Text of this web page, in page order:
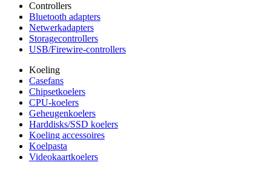
Controllers
Bluetooth adapters
Netwerkadapters
Storagecontrollers
USB/Firewire-controllers
Koeling
Casefans
Chipsetkoelers
CPU-koelers
Geheugenkoelers
Harddisks/SSD koelers
Koeling accessoires
Koelpasta
Videokaartkoelers